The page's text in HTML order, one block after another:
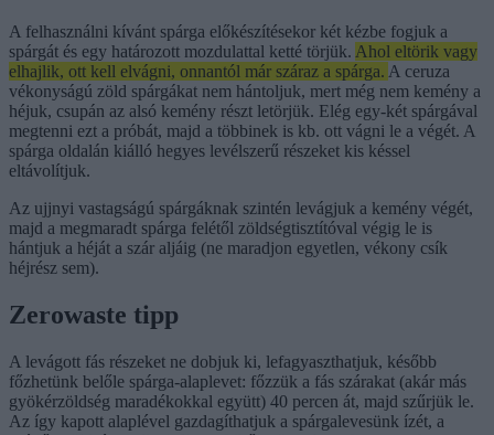
A felhasználni kívánt spárga előkészítésekor két kézbe fogjuk a
spárgát és egy határozott mozdulattal ketté törjük. Ahol eltörik vagy
elhajlik, ott kell elvágni, onnantól már száraz a spárga. A ceruza
vékonyságú zöld spárgákat nem hántoljuk, mert még nem kemény a
héjuk, csupán az alsó kemény részt letörjük. Elég egy-két spárgával
megtenni ezt a próbát, majd a többinek is kb. ott vágni le a végét. A
spárga oldalán kiálló hegyes levélszerű részeket kis késsel
eltávolítjuk.
Az ujjnyi vastagságú spárgáknak szintén levágjuk a kemény végét,
majd a megmaradt spárga felétől zöldségtisztítóval végig le is
hántjuk a héját a szár aljáig (ne maradjon egyetlen, vékony csík
héjrész sem).
Zerowaste tipp
A levágott fás részeket ne dobjuk ki, lefagyaszthatjuk, később
főzhetünk belőle spárga-alaplevet: főzzük a fás szárakat (akár más
gyökérzöldség maradékokkal együtt) 40 percen át, majd szűrjük le.
Az így kapott alaplével gazdagíthatjuk a spárgalevesünk ízét, a